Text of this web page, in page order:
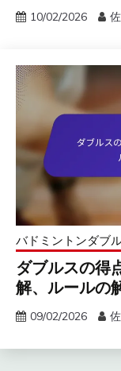
10/02/2026
バドミントンダブ
ダブルスの得
解、ルールの
09/02/2026